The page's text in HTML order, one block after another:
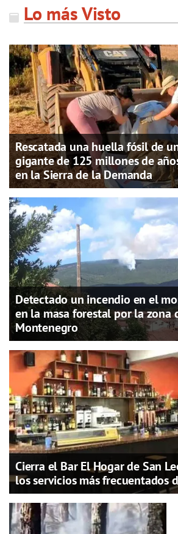
Lo más Visto
Rescatada una huella fósil de
gigante de 125 millones de
en la Sierra de la Demanda
Detectado un incendio en el
en la masa forestal por la zona
Montenegro
Cierra el Bar El Hogar de San
los servicios más frecuentados